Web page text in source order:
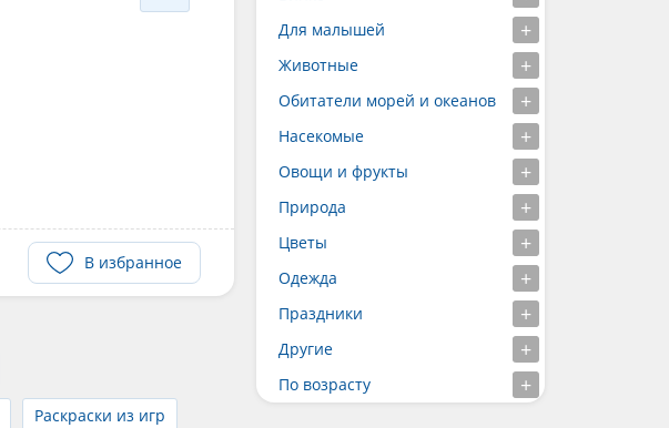
В избранное
Раскраски из игр
Для малышей
Животные
Обитатели морей и океанов
Насекомые
Овощи и фрукты
Природа
Цветы
Одежда
Праздники
Другие
По возрасту